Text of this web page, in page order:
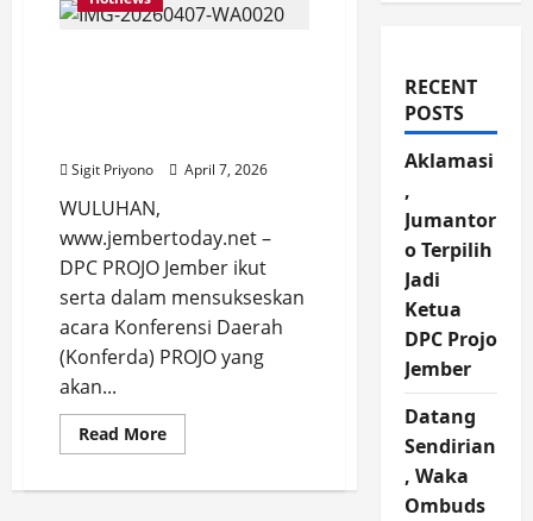
Sigit Priyono April 7, 2026
WULUHAN,
www.jembertoday.net –
DPC PROJO Jember ikut
serta dalam mensukseskan
acara Konferensi Daerah
(Konferda) PROJO yang
akan...
Read MoreRead
more
PROJO
RECENT
POSTS
Aklamasi
,
Jumantor
o Terpilih
Jadi
Ketua
DPC Projo
Jember
Datang
Sendirian
, Waka
Ombuds